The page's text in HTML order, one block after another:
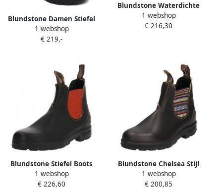
Blundstone Damen Stiefel
Boots #1352 Brogued
Leather (Women's Series)
1 webshop
€ 219,-
Blundstone Waterdichte
leren laarzen Stijl 2130
Bruin
1 webshop
€ 216,30
Blundstone Stiefel Boots
#1918 Leather (500 Series)
Brown Terracotta-7.5UK
1 webshop
€ 226,60
Blundstone Chelsea Stijl
Enkellaarzen met Gekleurde
Gestreepte Elastieken Black
1 webshop
€ 200,85